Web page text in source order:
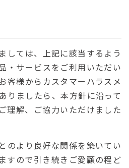
しては、上記に該当するよう
・サービスをご利用いただい
客様からカスタマーハラスメ
りましたら、本方針に沿って
理解、ご協力いただけました
のより良好な関係を築いてい
すので引き続きご愛顧の程ど